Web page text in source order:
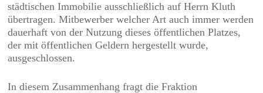
städtischen Immobilie ausschließlich auf Herrn Kluth
übertragen. Mitbewerber welcher Art auch immer werden
dauerhaft von der Nutzung dieses öffentlichen Platzes,
der mit öffentlichen Geldern hergestellt wurde,
ausgeschlossen.
In diesem Zusammenhang fragt die Fraktion